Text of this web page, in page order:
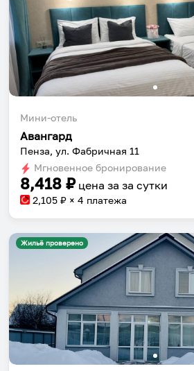
Мини-отель
Авангард
Пенза, ул. Фабричная 11
Мгновенное бронирование
8,418 ₽ цена за за сутки
2,105 ₽ × 4 платежа
Жильё проверено